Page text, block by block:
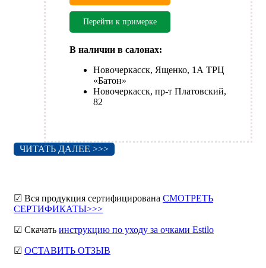
Перейти к примерке
В наличии в салонах:
Новочеркасск, Ященко, 1А ТРЦ
«Батон»
Новочеркасск, пр-т Платовский,
82
ЧИТАТЬ ДАЛЕЕ >>>
☑ Вся продукция сертифицирована СМОТРЕТЬ
СЕРТИФИКАТЫ>>>
☑ Скачать инструкцию по уходу за очками Estilo
☑ ОСТАВИТЬ ОТЗЫВ